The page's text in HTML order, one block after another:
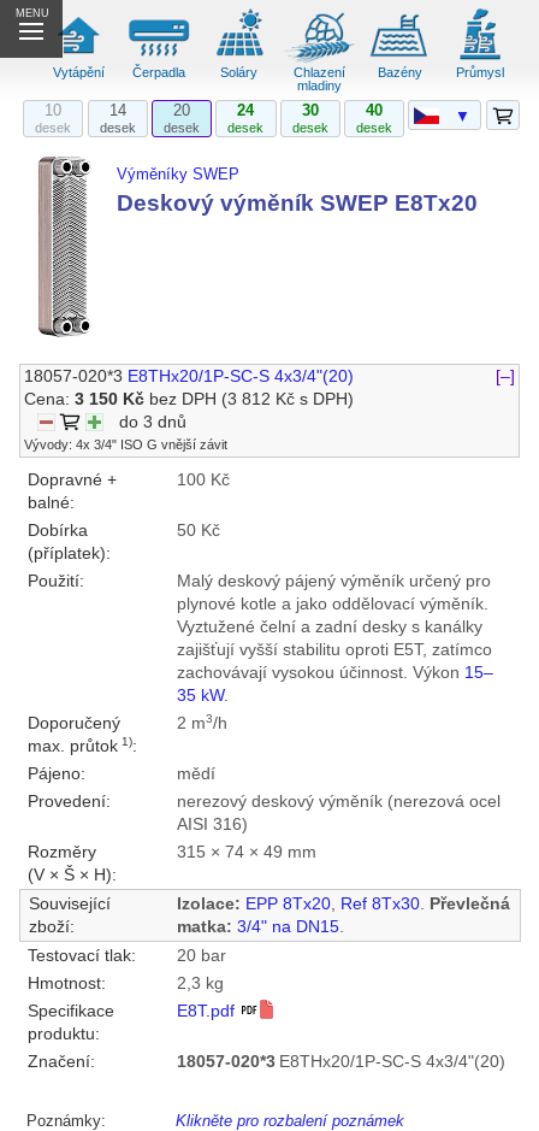
MENU
Vytápění Čerpadla Soláry
Chlazení
mladiny
Bazény Průmysl
10
desek
14
desek
20
desek
24
desek
30
desek
40
desek
Výměníky SWEP
Deskový výměník SWEP E8Tx20
18057-020*3 E8THx20/1P-SC-S 4x3/4"(20)
[–]
Cena:3 150 Kč bez DPH (3 812 Kč s DPH)
do 3 dnů
Vývody: 4x 3/4" ISO G vnější závit
Dopravné +
balné:
100 Kč
Dobírka
(příplatek):
50 Kč
Použití:
Malý deskový pájený výměník určený pro
plynové kotle a jako oddělovací výměník.
Vyztužené čelní a zadní desky s kanálky
zajišťují vyšší stabilitu oproti E5T, zatímco
zachovávají vysokou účinnost. Výkon 15–
35 kW.
Doporučený
max. průtok1):
2 m3/h
Pájeno:
mědí
Provedení:
nerezový deskový výměník (nerezová ocel
AISI 316)
Rozměry
(V × Š × H):
315 × 74 × 49 mm
Související
zboží:
Izolace: EPP 8Tx20, Ref 8Tx30.
Převlečná
matka: 3/4" na DN15.
Testovací tlak:
20 bar
Hmotnost:
2,3 kg
Specifikace
produktu:
E8T.pdf
Značení: 18057-020*3 E8THx20/1P-SC-S 4x3/4"(20)
Poznámky: Klikněte pro rozbalení poznámek
▼